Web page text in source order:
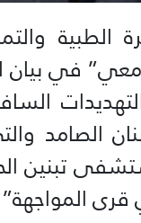
الطبية
في بيان
الصامد
تبنين